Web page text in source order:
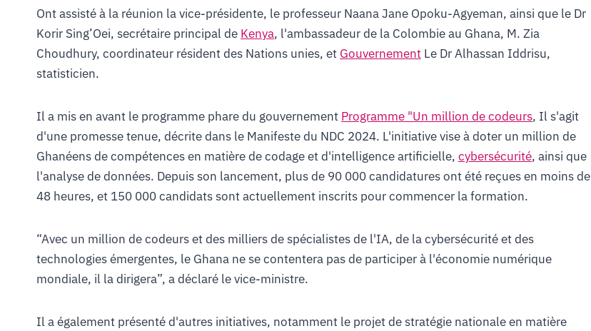
Ont assisté à la réunion la vice-présidente, le professeur Naana Jane Opoku-Agyeman, ainsi que le Dr
Korir Sing’Oei, secrétaire principal de Kenya, l'ambassadeur de la Colombie au Ghana, M. Zia
Choudhury, coordinateur résident des Nations unies, et Gouvernement Le Dr Alhassan Iddrisu,
statisticien.
Il a mis en avant le programme phare du gouvernement Programme "Un million de codeurs, Il s'agit
d'une promesse tenue, décrite dans le Manifeste du NDC 2024. L'initiative vise à doter un million de
Ghanéens de compétences en matière de codage et d'intelligence artificielle, cybersécurité, ainsi que
l'analyse de données. Depuis son lancement, plus de 90 000 candidatures ont été reçues en moins de
48 heures, et 150 000 candidats sont actuellement inscrits pour commencer la formation.
“Avec un million de codeurs et des milliers de spécialistes de l'IA, de la cybersécurité et des
technologies émergentes, le Ghana ne se contentera pas de participer à l'économie numérique
mondiale, il la dirigera”, a déclaré le vice-ministre.
Il a également présenté d'autres initiatives, notamment le projet de stratégie nationale en matière